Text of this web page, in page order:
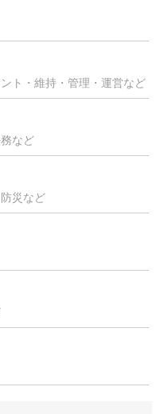
ト・維持・管理・運営など
など
災など